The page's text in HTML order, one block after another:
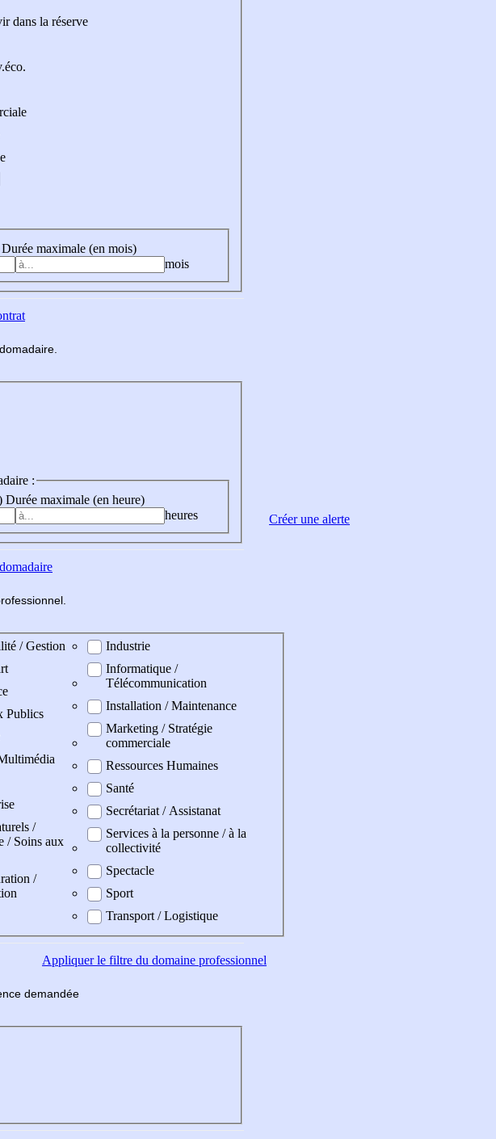
dans la réserve
Durée maximale (en mois)
mois
madaire
:
Durée maximale (en heure)
heures
fessionnel
/ Gestion
Publics
/
/ Soins aux
/
Industrie
Informatique /
Télécommunication
Installation / Maintenance
Marketing / Stratégie
commerciale
Ressources Humaines
Santé
Secrétariat / Assistanat
Services à la personne / à la
collectivité
Spectacle
Sport
Transport / Logistique
Appliquerle filtre du domaine professionnel
demandée
Créer une alerte